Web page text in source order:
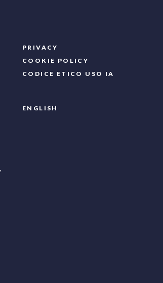
PRIVACY
COOKIE POLICY
CODICE ETICO USO IA
ENGLISH